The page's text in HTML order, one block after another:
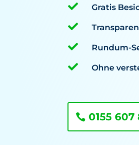
 Gratis

 Rundum-
 Ohne
0155 607